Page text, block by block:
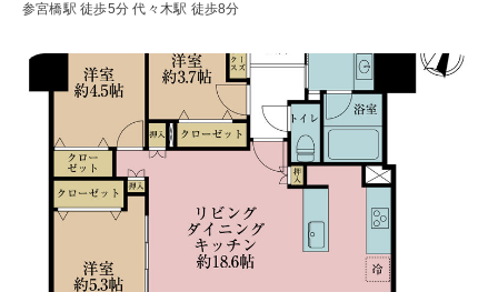
参宮橋駅 徒歩5分代々木駅 徒歩8分